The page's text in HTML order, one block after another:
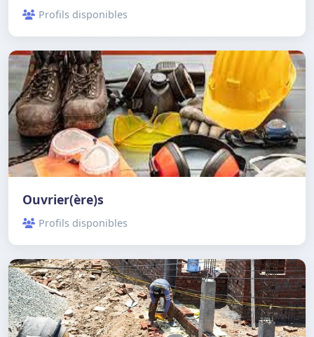
Profils disponibles
Ouvrier(ère)s
Profils disponibles